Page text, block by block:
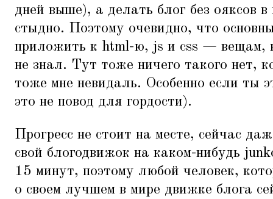
дней выше), а делать блог без ояксов
стыдно. Поэтому очевидно, что
приложить к html-ю, js и css — вещам,
не знал. Тут тоже ничего такого нет,
тоже мне невидаль. Особенно если ты
это не повод для гордости).
Прогресс не стоит на месте, сейчас
свой блогодвижок на каком-нибудь
15 минут, поэтому любой человек,
о своем лучшем в мире движке блога